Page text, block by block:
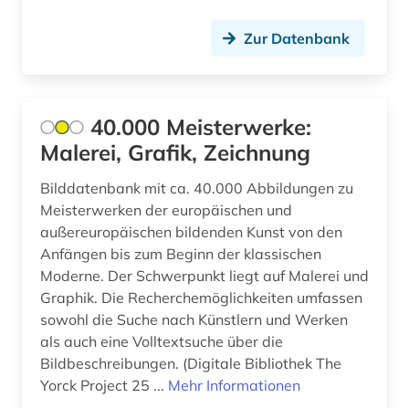
buch (3)
buchgeschichte (1)
buchgestaltung (1)
buchkunst (2)
buchmalerei (2)
buchrolle (1)
Zur Datenbank
40.000 Meisterwerke:
Malerei, Grafik, Zeichnung
Bilddatenbank mit ca. 40.000 Abbildungen zu
Meisterwerken der europäischen und
außereuropäischen bildenden Kunst von den
Anfängen bis zum Beginn der klassischen
Moderne. Der Schwerpunkt liegt auf Malerei und
Graphik. Die Recherchemöglichkeiten umfassen
sowohl die Suche nach Künstlern und Werken
als auch eine Volltextsuche über die
Bildbeschreibungen. (Digitale Bibliothek The
Yorck Project 25 ... Mehr Informationen